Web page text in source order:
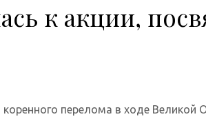
к акции,
перелома в ходе